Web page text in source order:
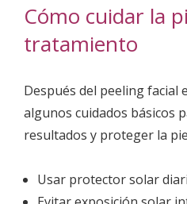
Cómo cuidar la
tratamiento
Después del peeling
algunos cuidados básicos
resultados y proteger la
Usar protector solar